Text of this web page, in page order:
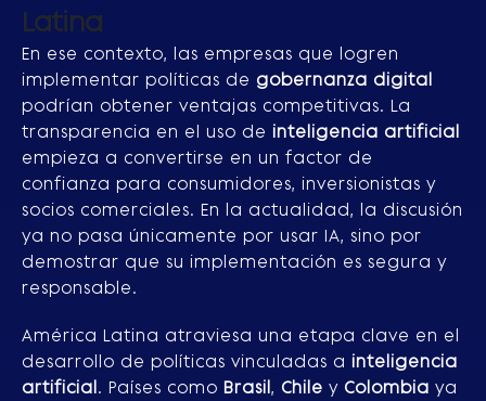
Latina
En ese contexto, las empresas que logren
implementar políticas de gobernanza digital
podrían obtener ventajas competitivas. La
transparencia en el uso de inteligencia artificial
empieza a convertirse en un factor de
confianza para consumidores, inversionistas y
socios comerciales. En la actualidad, la discusión
ya no pasa únicamente por usar IA, sino por
demostrar que su implementación es segura y
responsable.
América Latina atraviesa una etapa clave en el
desarrollo de políticas vinculadas a inteligencia
artificial. Países como Brasil, Chile y Colombia ya